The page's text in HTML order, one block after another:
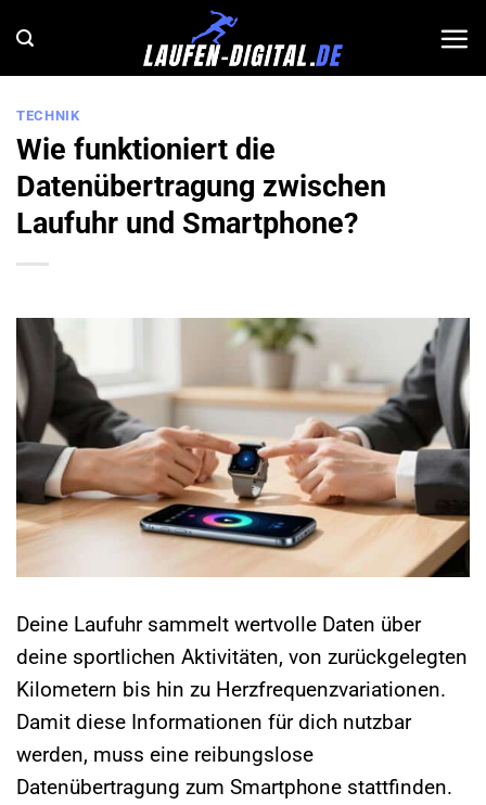
Inhalt
springen
TECHNIK
Wie funktioniert die
Datenübertragung zwischen
Laufuhr und Smartphone?
Deine Laufuhr sammelt wertvolle Daten über
deine sportlichen Aktivitäten, von zurückgelegten
Kilometern bis hin zu Herzfrequenzvariationen.
Damit diese Informationen für dich nutzbar
werden, muss eine reibungslose
Datenübertragung zum Smartphone stattfinden.